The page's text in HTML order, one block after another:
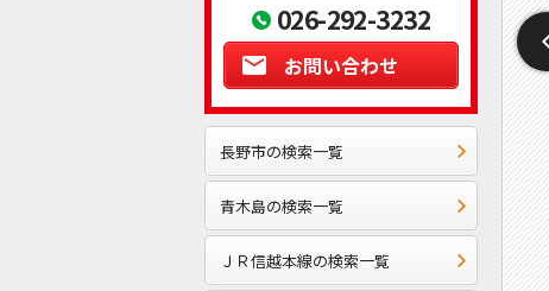
026-292-3232
お問い合わせ
長野市の検索一覧
青木島の検索一覧
ＪＲ信越本線の検索一覧